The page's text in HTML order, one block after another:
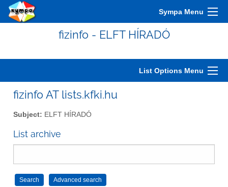
Sympa Menu
fizinfo - ELFT HÍRADÓ
List Options Menu
fizinfo AT lists.kfki.hu
Subject: ELFT HÍRADÓ
List archive